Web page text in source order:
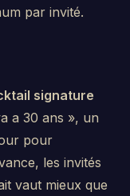
par invité.
signature
a 30 ans », un
pour
les invités
vaut mieux que